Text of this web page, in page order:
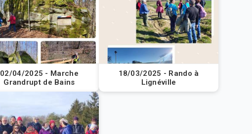
02/04/2025 - Marche
Grandrupt de Bains
18/03/2025 - Rando à
Lignéville